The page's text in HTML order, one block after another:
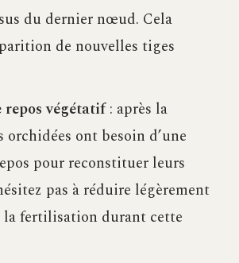
du dernier nœud. Cela
de nouvelles tiges
repos végétatif: après la
orchidées ont besoin d’une
pour reconstituer leurs
pas à réduire légèrement
la fertilisation durant cette